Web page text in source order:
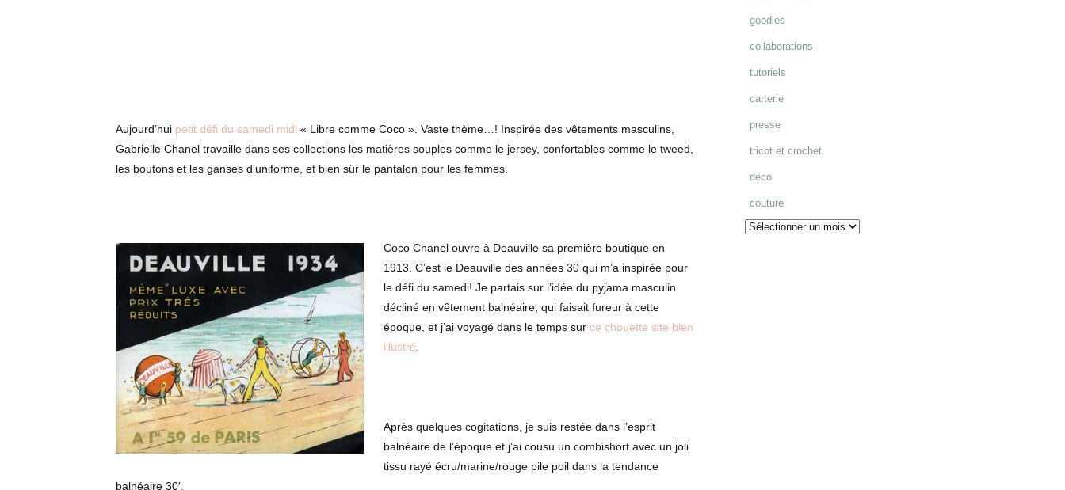
Aujourd’hui petit défi du samedi midi « Libre comme Coco ». Vaste thème…! Inspirée des vêtements masculins,
Gabrielle Chanel travaille dans ses collections les matières souples comme le jersey, confortables comme le tweed,
les boutons et les ganses d’uniforme, et bien sûr le pantalon pour les femmes.
Coco Chanel ouvre à Deauville sa première boutique en
1913. C’est le Deauville des années 30 qui m’a inspirée pour
le défi du samedi! Je partais sur l’idée du pyjama masculin
décliné en vêtement balnéaire, qui faisait fureur à cette
époque, et j’ai voyagé dans le temps sur ce chouette site bien
illustré.
Après quelques cogitations, je suis restée dans l’esprit
balnéaire de l’époque et j’ai cousu un combishort avec un joli
tissu rayé écru/marine/rouge pile poil dans la tendance
balnéaire 30′.
goodies
collaborations
tutoriels
carterie
presse
tricot et crochet
déco
couture
Archives